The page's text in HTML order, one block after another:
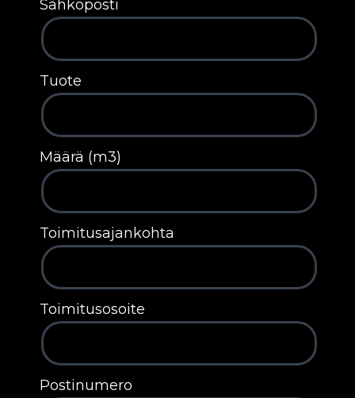
Sähköposti
Tuote
Määrä (m3)
Toimitusajankohta
Toimitusosoite
Postinumero